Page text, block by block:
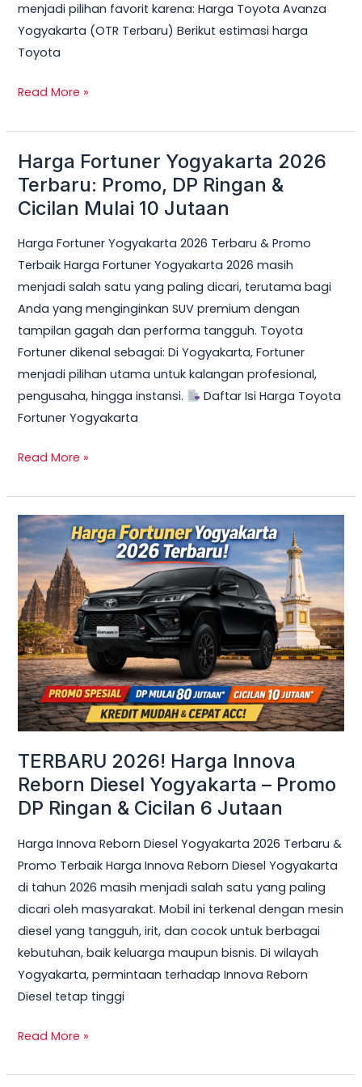
menjadi pilihan favorit karena: Harga Toyota Avanza
Yogyakarta (OTR Terbaru) Berikut estimasi harga
Toyota
Read More »
Harga Fortuner Yogyakarta 2026
Terbaru: Promo, DP Ringan &
Cicilan Mulai 10 Jutaan
Harga Fortuner Yogyakarta 2026 Terbaru & Promo
Terbaik Harga Fortuner Yogyakarta 2026 masih
menjadi salah satu yang paling dicari, terutama bagi
Anda yang menginginkan SUV premium dengan
tampilan gagah dan performa tangguh. Toyota
Fortuner dikenal sebagai: Di Yogyakarta, Fortuner
menjadi pilihan utama untuk kalangan profesional,
pengusaha, hingga instansi.
Daftar Isi Harga Toyota
Fortuner Yogyakarta
Harga
Fortuner
Yogyakarta
Terbaru:
Promo,
DP
Ringan
&
Cicilan
Mulai
10
Jutaan
Read More »
TERBARU 2026! Harga Innova
Reborn Diesel Yogyakarta – Promo
DP Ringan & Cicilan 6 Jutaan
Harga Innova Reborn Diesel Yogyakarta 2026 Terbaru &
Promo Terbaik Harga Innova Reborn Diesel Yogyakarta
di tahun 2026 masih menjadi salah satu yang paling
dicari oleh masyarakat. Mobil ini terkenal dengan mesin
diesel yang tangguh, irit, dan cocok untuk berbagai
kebutuhan, baik keluarga maupun bisnis. Di wilayah
Yogyakarta, permintaan terhadap Innova Reborn
Diesel tetap tinggi
TERBARU
2026!
Harga
Innova
Reborn
Diesel
Yogyakarta
–
Promo
DP
&
Cicilan
6
Read More »